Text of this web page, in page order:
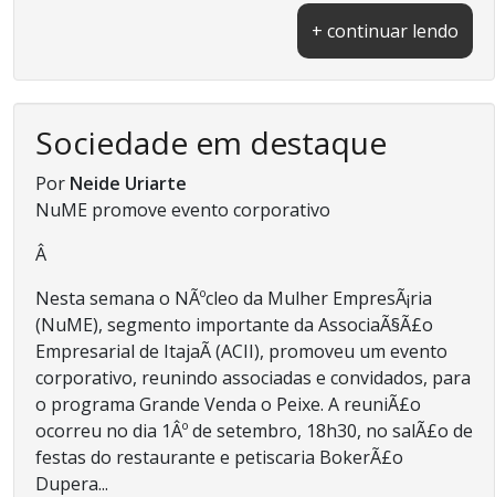
+ continuar lendo
Sociedade em destaque
Por Neide Uriarte
NuME promove evento corporativo
Â
Nesta semana o NÃºcleo da Mulher EmpresÃ¡ria
(NuME), segmento importante da AssociaÃ§Ã£o
Empresarial de ItajaÃ­ (ACII), promoveu um evento
corporativo, reunindo associadas e convidados, para
o programa Grande Venda o Peixe. A reuniÃ£o
ocorreu no dia 1Âº de setembro, 18h30, no salÃ£o de
festas do restaurante e petiscaria BokerÃ£o
Dupera...